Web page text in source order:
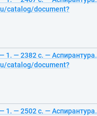
catalog/document?
1. — 2382 с. — Аспирантура.
catalog/document?
1. — 2502 с. — Аспирантура.